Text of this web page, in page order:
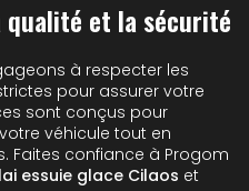
qualité et la sécurité
à respecter les
pour assurer votre
sont conçus pour
véhicule tout en
Faites confiance à Progom
essuie glace Cilaos et